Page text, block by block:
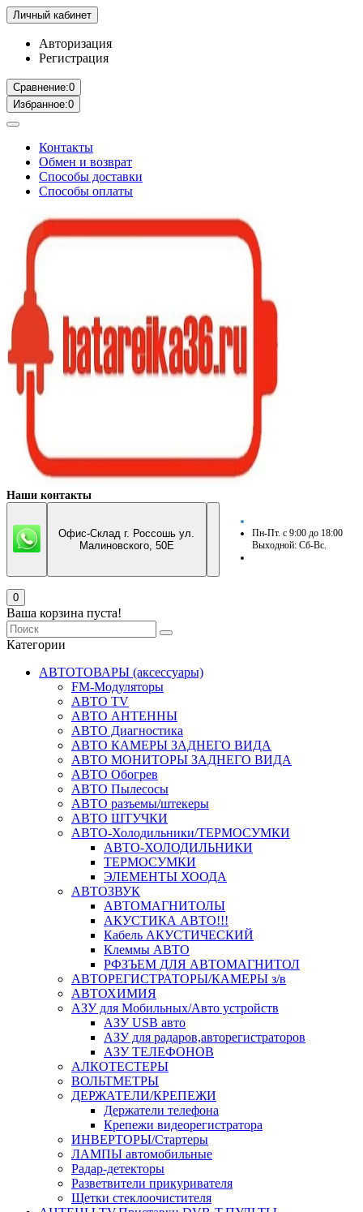
Личный кабинет
Авторизация
Регистрация
Сравнение:0
Избранное:0
Контакты
Обмен и возврат
Способы доставки
Способы оплаты
Наши контакты
Офис-Склад г. Россошь ул.
Малиновского, 50Е
Пн-Пт. с 9:00 до 18:00
Выходной: Сб-Вс.
0
Ваша корзина пуста!
Категории
АВТОТОВАРЫ (аксессуары)
FM-Модуляторы
АВТО TV
АВТО АНТЕННЫ
АВТО Диагностика
АВТО КАМЕРЫ ЗАДНЕГО ВИДА
АВТО МОНИТОРЫ ЗАДНЕГО ВИДА
АВТО Обогрев
АВТО Пылесосы
АВТО разъемы/штекеры
АВТО ШТУЧКИ
АВТО-Холодильники/ТЕРМОСУМКИ
АВТО-ХОЛОДИЛЬНИКИ
ТЕРМОСУМКИ
ЭЛЕМЕНТЫ ХООДА
АВТОЗВУК
АВТОМАГНИТОЛЫ
АКУСТИКА АВТО!!!
Кабель АКУСТИЧЕСКИЙ
Клеммы АВТО
РФЗЪЕМ ДЛЯ АВТОМАГНИТОЛ
АВТОРЕГИСТРАТОРЫ/КАМЕРЫ з/в
АВТОХИМИЯ
АЗУ для Мобильных/Авто устройств
АЗУ USB авто
АЗУ для радаров,авторегистраторов
АЗУ ТЕЛЕФОНОВ
АЛКОТЕСТЕРЫ
ВОЛЬТМЕТРЫ
ДЕРЖАТЕЛИ/КРЕПЕЖИ
Держатели телефона
Крепежи видеорегистратора
ИНВЕРТОРЫ/Стартеры
ЛАМПЫ автомобильные
Радар-детекторы
Разветвители прикуривателя
Щетки стеклоочистителя